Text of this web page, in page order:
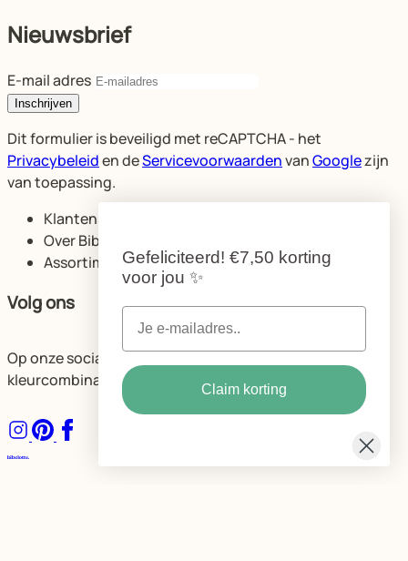
Nieuwsbrief
E-mail adres
Inschrijven
Dit formulier is beveiligd met reCAPTCHA - het
Privacybeleiden deServicevoorwaardenvanGooglezijn
van toepassing.
Klantenservice
Over Bibelotte
Assortiment
Volg ons
Op onze socials delen we volop ideeën voor de mooiste
kleurcombinaties en ruimtes.
Gefeliciteerd! €7,50 korting
voor jou ✨
Claim korting